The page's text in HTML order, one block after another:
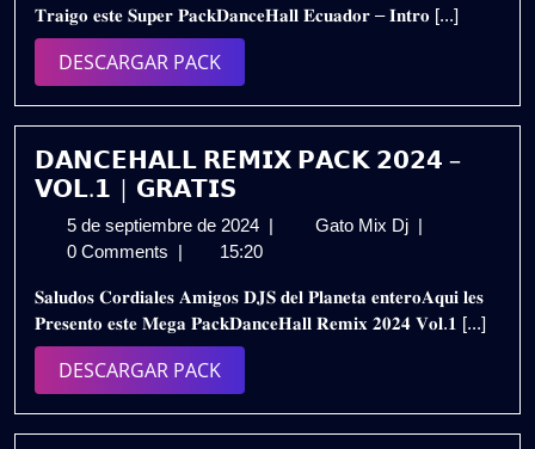
2025
2K25
Gratis
𝐓𝐫𝐚𝐢𝐠𝐨 𝐞𝐬𝐭𝐞 𝐒𝐮𝐩𝐞𝐫 𝐏𝐚𝐜𝐤𝐃𝐚𝐧𝐜𝐞𝐇𝐚𝐥𝐥 𝐄𝐜𝐮𝐚𝐝𝐨𝐫 – 𝐈𝐧𝐭𝐫𝐨 [...]
DESCARGAR PACKDESCARGAR
PACK
𝗗𝗔𝗡𝗖𝗘𝗛𝗔𝗟𝗟 𝗥𝗘𝗠𝗜𝗫 𝗣𝗔𝗖𝗞 𝟮𝟬𝟮𝟰 –
𝗩𝗢𝗟.𝟭 | 𝗚𝗥𝗔𝗧𝗜𝗦
5 de septiembre de 2024 5
de
de
2024
| Gato Mix Dj 𝗗𝗔𝗡𝗖𝗘𝗛𝗔𝗟𝗟
𝟮𝟬𝟮𝟰
–
|
0 Comments | 15:20
𝐒𝐚𝐥𝐮𝐝𝐨𝐬 𝐂𝐨𝐫𝐝𝐢𝐚𝐥𝐞𝐬 𝐀𝐦𝐢𝐠𝐨𝐬 𝐃𝐉𝐒 𝐝𝐞𝐥 𝐏𝐥𝐚𝐧𝐞𝐭𝐚 𝐞𝐧𝐭𝐞𝐫𝐨𝐀𝐪𝐮𝐢 𝐥𝐞𝐬
𝐏𝐫𝐞𝐬𝐞𝐧𝐭𝐨 𝐞𝐬𝐭𝐞 𝐌𝐞𝐠𝐚 𝐏𝐚𝐜𝐤𝐃𝐚𝐧𝐜𝐞𝐇𝐚𝐥𝐥 𝐑𝐞𝐦𝐢𝐱 𝟐𝟎𝟐𝟒 𝐕𝐨𝐥.𝟏 [...]
DESCARGAR PACKDESCARGAR
PACK